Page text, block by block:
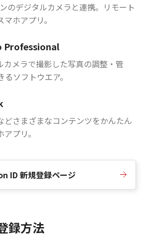
のデジタルカメラと連携。リモート
ホアプリ。
Professional
カメラで撮影した写真の調整・管
ソフトウエア。
どさまざまなコンテンツをかんたん
プリ。
ID 新規登録ページ
録方法